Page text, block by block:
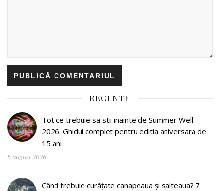
RECENTE
Tot ce trebuie sa stii inainte de Summer Well
2026. Ghidul complet pentru editia aniversara de
15 ani
5 august 2026
Când trebuie curățate canapeaua și salteaua? 7